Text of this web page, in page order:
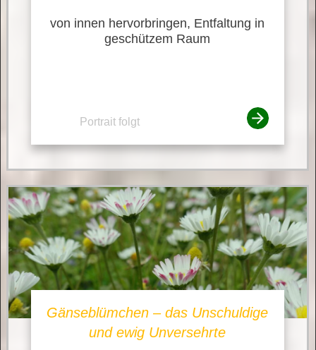
von innen hervorbringen, Entfaltung in
geschützem Raum
Portrait folgt
Gänseblümchen – das Unschuldige
und ewig Unversehrte